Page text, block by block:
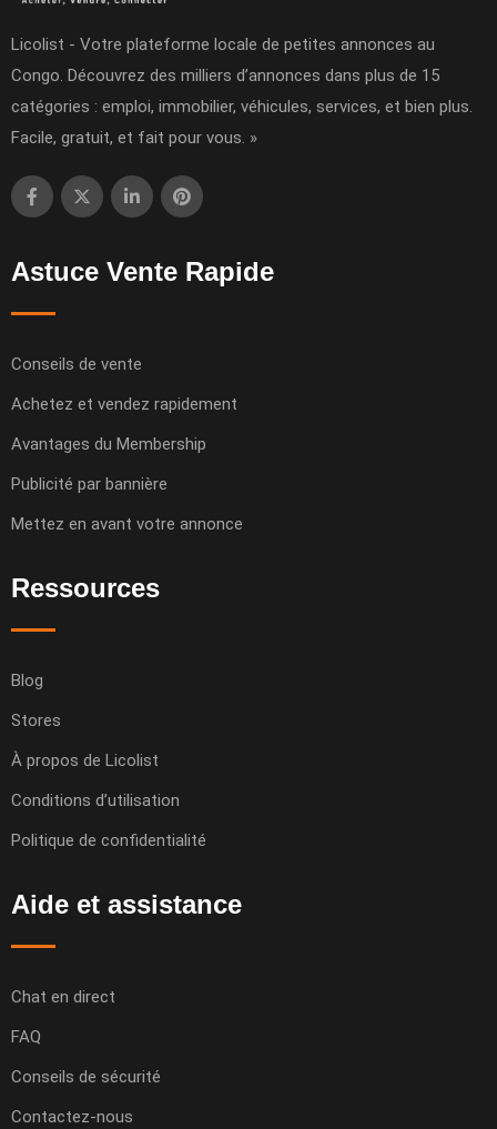
Licolist - Votre plateforme locale de petites annonces au
Congo. Découvrez des milliers d’annonces dans plus de 15
catégories : emploi, immobilier, véhicules, services, et bien plus.
Facile, gratuit, et fait pour vous. »
Astuce Vente Rapide
Conseils de vente
Achetez et vendez rapidement
Avantages du Membership
Publicité par bannière
Mettez en avant votre annonce
Ressources
Blog
Stores
À propos de Licolist
Conditions d’utilisation
Politique de confidentialité
Aide et assistance
Chat en direct
FAQ
Conseils de sécurité
Contactez-nous